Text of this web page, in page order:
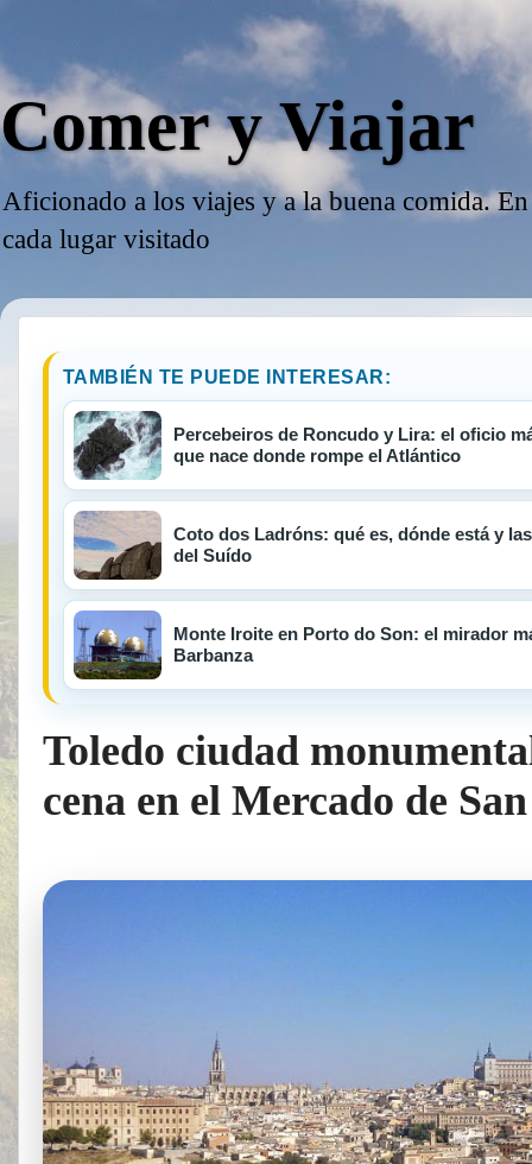
Comer y Viajar
Aficionado a los viajes y a la buena comida.
cada lugar visitado
TAMBIÉN TE PUEDE INTERESAR:
Percebeiros de Roncudo y Lira: el oficio
que nace donde rompe el Atlántico
Coto dos Ladróns: qué es, dónde está y
del Suído
Monte Iroite en Porto do Son: el mirador
Barbanza
Toledo ciudad
cena en el Mercado de